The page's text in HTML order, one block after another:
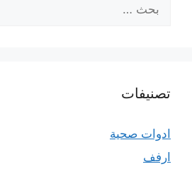
عن:
تصنيفات
ادوات صحية
ارفف